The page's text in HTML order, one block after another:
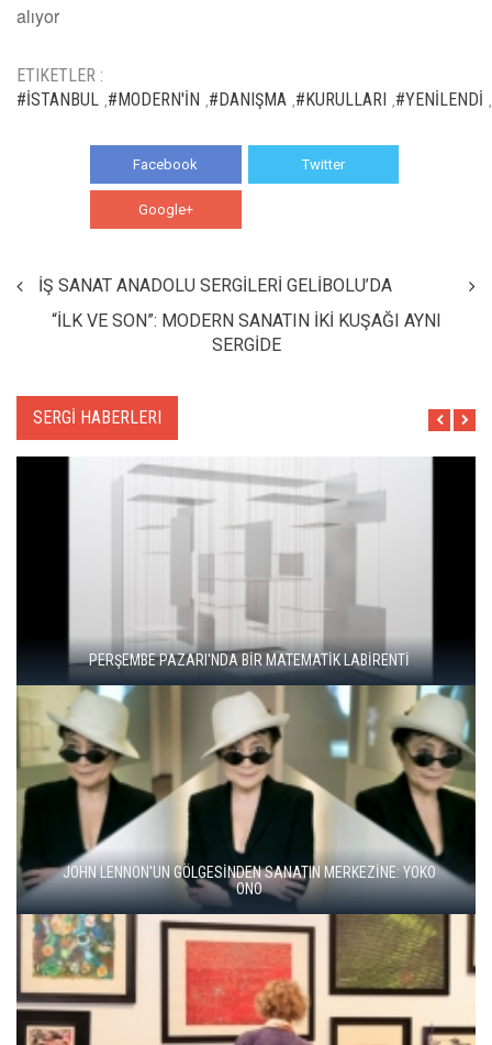
alıyor
ETIKETLER :
#İSTANBUL #MODERN'İN #DANIŞMA #KURULLARI #YENİLENDİ
Facebook Twitter
Google+
İŞ SANAT ANADOLU SERGİLERİ GELİBOLU’DA
“İLK VE SON”: MODERN SANATIN İKİ KUŞAĞI AYNI
SERGİDE
SERGİ HABERLERI
"ŞEHRİ BİZ ÖĞRENMİYORUZ, TELEFONUMUZ ÖĞRENİYOR"
BALKANLAR'DAN ALÇITEPE'YE GÖÇÜN HİKAYESİ: "KÖK HALI"
SERGİSİ AÇILDI